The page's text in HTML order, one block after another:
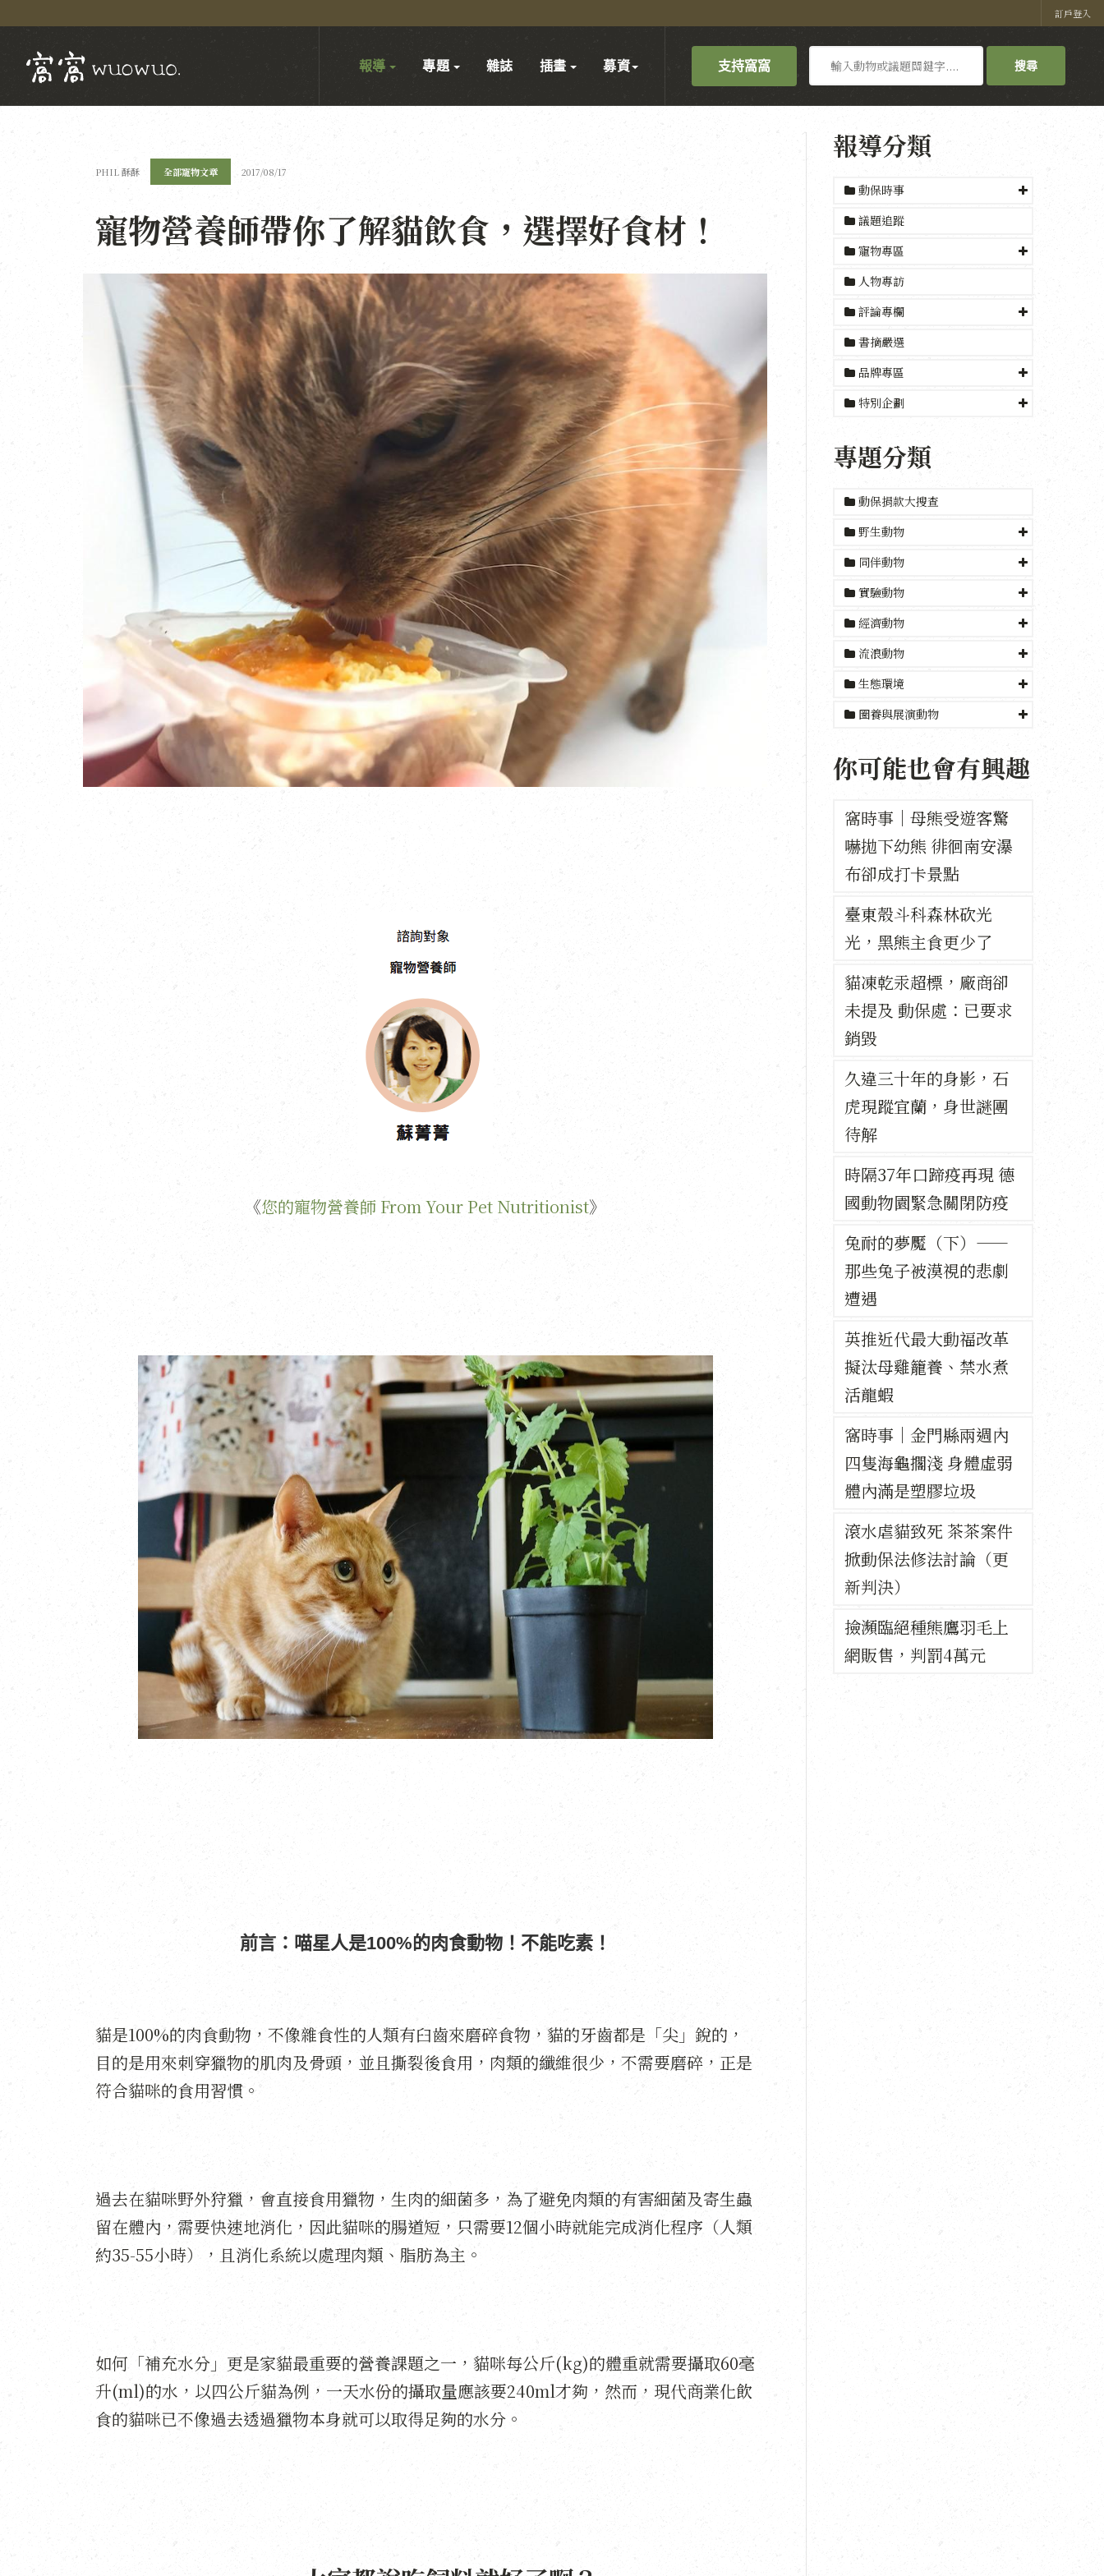
訂戶登入
支持窩窩
尋
搜尋
報導 專題 雜誌 插畫 募資
PHIL 酥酥 全部寵物文章 2017/08/17
寵物營養師帶你了解貓飲食，選擇好食材！
《您的寵物營養師 From Your Pet Nutritionist》
前言：喵星人是100%的肉食動物！不能吃素！
貓是100%的肉食動物，不像雜食性的人類有臼齒來磨碎食物，貓的牙齒都是「尖」銳的，
目的是用來刺穿獵物的肌肉及骨頭，並且撕裂後食用，肉類的纖維很少，不需要磨碎，正是
符合貓咪的食用習慣。
過去在貓咪野外狩獵，會直接食用獵物，生肉的細菌多，為了避免肉類的有害細菌及寄生蟲
留在體內，需要快速地消化，因此貓咪的腸道短，只需要12個小時就能完成消化程序（人類
約35-55小時），且消化系統以處理肉類、脂肪為主。
如何「補充水分」更是家貓最重要的營養課題之一，貓咪每公斤(kg)的體重就需要攝取60毫
升(ml)的水，以四公斤貓為例，一天水份的攝取量應該要240ml才夠，然而，現代商業化飲
食的貓咪已不像過去透過獵物本身就可以取得足夠的水分。
報導分類
動保時事
議題追蹤
寵物專區
人物專訪
評論專欄
書摘嚴選
品牌專區
特別企劃
專題分類
動保捐款大搜查
野生動物
同伴動物
實驗動物
經濟動物
流浪動物
生態環境
圈養與展演動物
你可能也會有興趣
窩時事｜母熊受遊客驚
嚇拋下幼熊 徘徊南安瀑
布卻成打卡景點
臺東殼斗科森林砍光
光，黑熊主食更少了
貓凍乾汞超標，廠商卻
未提及 動保處：已要求
銷毀
久違三十年的身影，石
虎現蹤宜蘭，身世謎團
待解
時隔37年口蹄疫再現 德
國動物園緊急關閉防疫
兔耐的夢魘（下）——
那些兔子被漠視的悲劇
遭遇
英推近代最大動福改革
擬汰母雞籠養、禁水煮
活龍蝦
窩時事｜金門縣兩週內
四隻海龜擱淺 身體虛弱
體內滿是塑膠垃圾
滾水虐貓致死 茶茶案件
掀動保法修法討論（更
新判決）
撿瀕臨絕種熊鷹羽毛上
網販售，判罰4萬元